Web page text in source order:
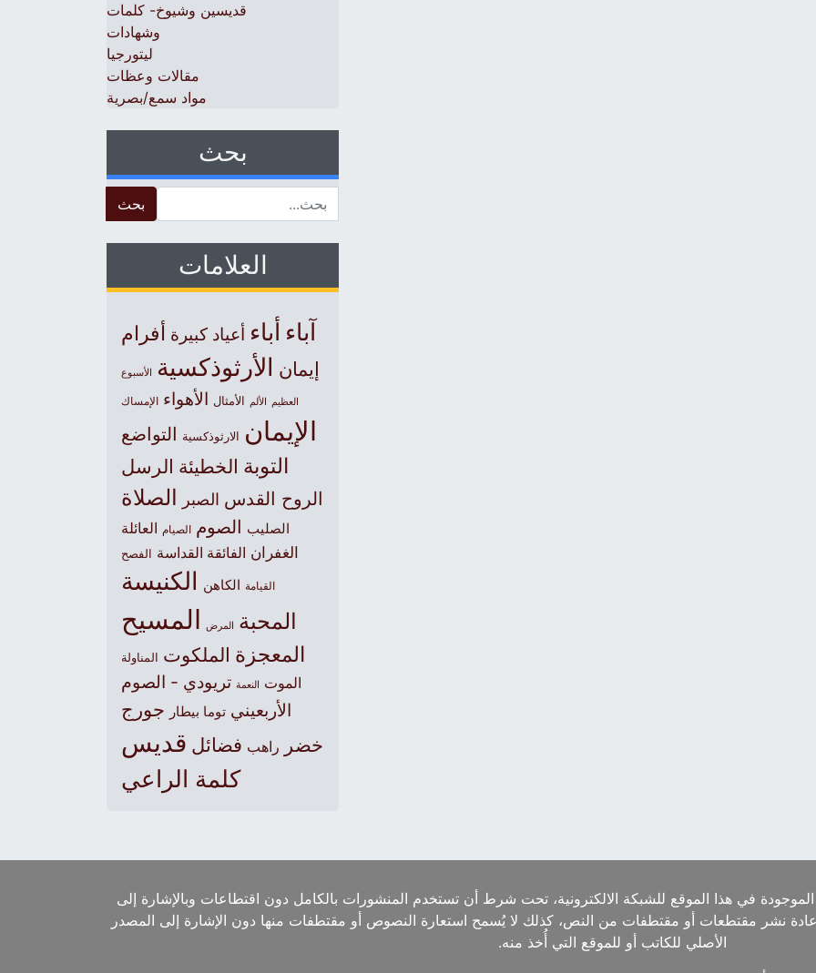
قديسين وشيوخ- كلمات
وشهادات
ليتورجيا
مقالات وعظات
مواد سمع/بصرية
بحث
العلامات
آباء أباء أعياد كبيرة أفرام
إيمان الأرثوذكسية الأسبوع
العظيم الألم الأمثال الأهواء الإمساك
الإيمان الارثوذكسية التواضع
التوبة الخطيئة الرسل
الروح القدس الصبر الصلاة
الصليب الصوم الصيام العائلة
الغفران الفائقة القداسة الفصح
القيامة الكاهن الكنيسة
المحبة المرض المسيح
المعجزة الملكوت المناولة
الموت النعمة تريودي - الصوم
الأربعيني توما بيطار جورج
خضر راهب فضائل قديس
كلمة الراعي
في هذا الموقع للشبكة الالكترونية، تحت شرط أن تستخدم المنشورات بالكامل دون اقتطاعات وبالإشارة إلى
نشر مقتطعات أو مقتطفات من النص، كذلك لا يُسمح استعارة النصوص أو مقتطفات منها دون الإشارة إلى المصدر
الأصلي للكاتب أو للموقع التي أُخذ منه.